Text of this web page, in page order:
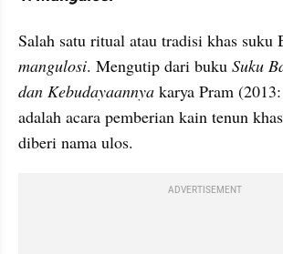
mangulosi. Mengutip dari buku Suku
dan Kebudayaannya karya Pram
adalah acara pemberian kain tenun
diberi nama ulos.
ADVERTISEMENT